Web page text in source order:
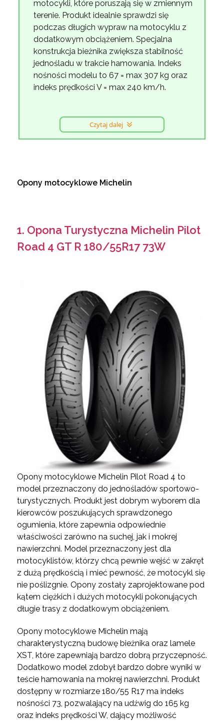
motocykli, które poruszają się w zmiennym
terenie. Produkt idealnie sprawdzi się
podczas długich wypraw na motocyklu z
dodatkowym obciążeniem. Specjalna
konstrukcja bieżnika zwiększa stabilność
jednośladu w trakcie hamowania. Indeks
nośności modelu to 67 = max 307 kg oraz
indeks prędkości V = max 240 km/h.
Czytaj dalej
Opony motocyklowe Michelin
1. Opona Turystyczna Michelin Pilot
Road 4 GT R 180/55R17 73W
Opony motocyklowe Michelin Pilot Road 4 to
model przeznaczony do jednośladów sportowo-
turystycznych. Produkt jest dobrym wyborem dla
kierowców poszukujących sprawdzonego
ogumienia, które zapewnia odpowiednie
właściwości zarówno na suchej, jak i mokrej
nawierzchni. Model przeznaczony jest dla
motocyklistów, którzy chcą pewnie wejść w zakręt
z dużą prędkością i mieć pewność, że motocykl się
nie poślizgnie. Opony zostały zaprojektowane pod
kątem ciężkich i dużych motocykli pokonujących
długie trasy z dodatkowym obciążeniem.
Opony motocyklowe Michelin mają
charakterystyczną budowę bieżnika oraz lamele
XST, które zapewniają bardzo dobrą przyczepność.
Dodatkowo model zdobył bardzo dobre wyniki w
teście hamowania na mokrej nawierzchni. Produkt
dostępny w rozmiarze 180/55 R17 ma indeks
nośności 73, pozwalający na udźwig do 165 kg
oraz indeks prędkości W, dający możliwość